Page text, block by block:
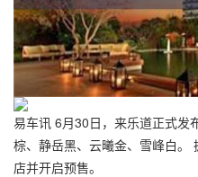
易车讯 6月30日，来乐道正式发
棕、静岳黑、云曦金、雪峰白。
店并开启预售。